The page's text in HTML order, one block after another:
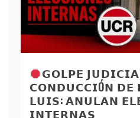
𝗚𝗢𝗟𝗣𝗘
𝗖𝗢𝗡𝗗𝗨𝗖𝗖𝗜Ó𝗡 𝗗𝗘
𝗟𝗨𝗜𝗦: 𝗔𝗡𝗨𝗟𝗔𝗡
𝗜𝗡𝗧𝗘𝗥𝗡𝗔𝗦